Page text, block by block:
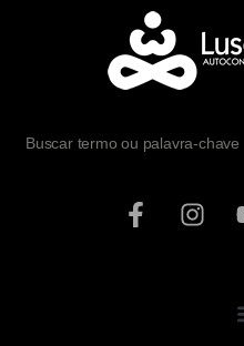
for: